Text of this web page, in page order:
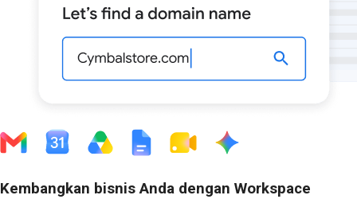
Kembangkan bisnis Anda dengan Workspace